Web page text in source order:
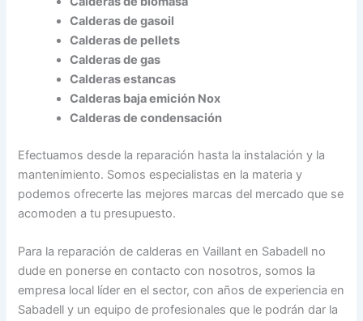
Calderas de gasoil
Calderas de pellets
Calderas de gas
Calderas estancas
Calderas baja emición Nox
Calderas de condensación
Efectuamos desde la reparación hasta la instalación y la
mantenimiento. Somos especialistas en la materia y
podemos ofrecerte las mejores marcas del mercado que se
acomoden a tu presupuesto.
Para la reparación de calderas en Vaillant en Sabadell no
dude en ponerse en contacto con nosotros, somos la
empresa local líder en el sector, con años de experiencia en
Sabadell y un equipo de profesionales que le podrán dar la